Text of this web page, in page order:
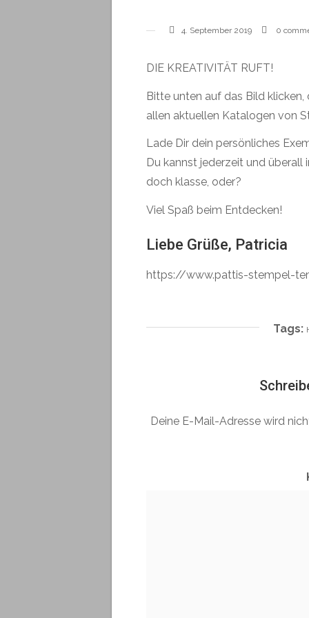
4. September 2019 0
DIE KREATIVITÄT RUFT!
Bitte unten auf das Bild
allen aktuellen Katalogen von
Lade Dir dein persönliches
Du kannst jederzeit und
doch klasse, oder?
Viel Spaß beim Entdecken!
Liebe Grüße, Patricia
https://www.pattis-stempel-
Tags:
Deine E-Mail-Adresse wird